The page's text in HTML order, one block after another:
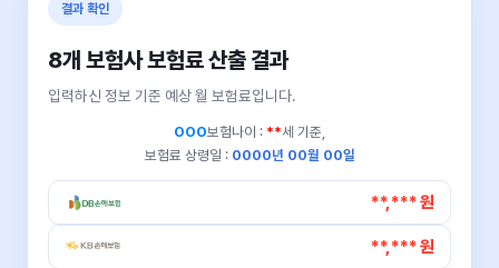
결과 확인
8개 보험사 보험료 산출 결과
입력하신 정보 기준 예상 월 보험료입니다.
OOO보험나이 : **세 기준,
보험료 상령일 : 0000년 00월 00일
**,*** 원
**,*** 원